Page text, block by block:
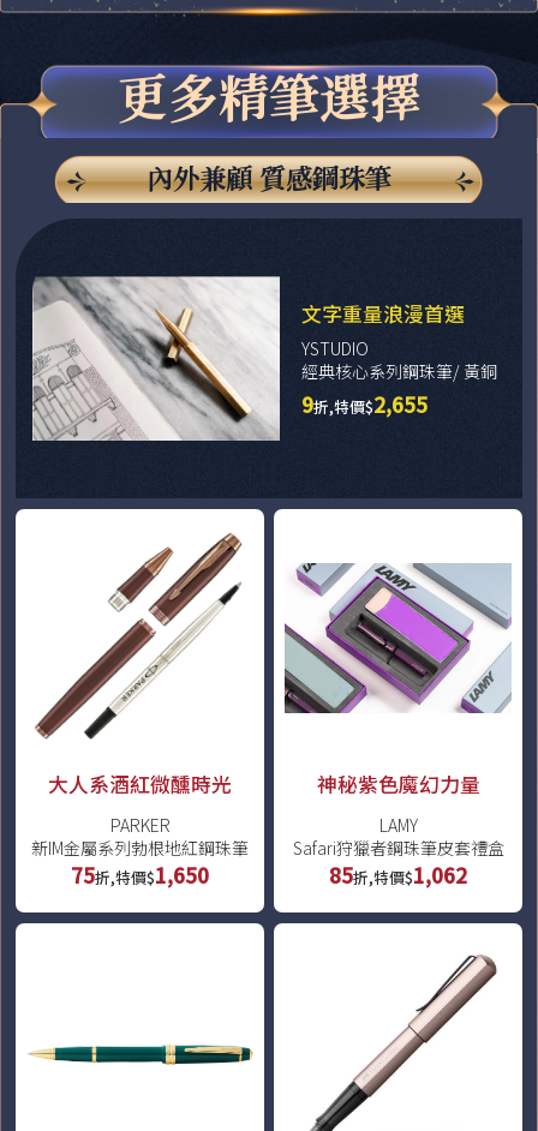
更多精筆選擇
內外兼顧 質感鋼珠筆
文字重量浪漫首選
YSTUDIO
經典核心系列鋼珠筆/ 黃銅
9折,特價$2,655
大人系酒紅微醺時光
PARKER
新IM金屬系列勃根地紅鋼珠筆
75折,特價$1,650
神秘紫色魔幻力量
LAMY
Safari狩獵者鋼珠筆皮套禮盒
85折,特價$1,062